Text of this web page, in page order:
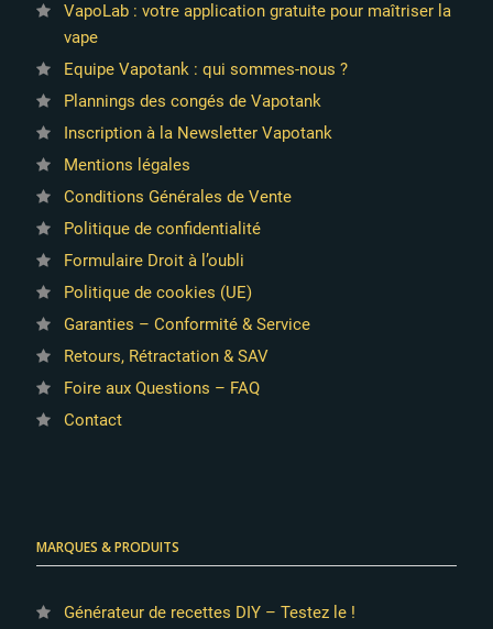
VapoLab : votre application gratuite pour maîtriser la
vape
Equipe Vapotank : qui sommes-nous ?
Plannings des congés de Vapotank
Inscription à la Newsletter Vapotank
Mentions légales
Conditions Générales de Vente
Politique de confidentialité
Formulaire Droit à l’oubli
Politique de cookies (UE)
Garanties – Conformité & Service
Retours, Rétractation & SAV
Foire aux Questions – FAQ
Contact
MARQUES & PRODUITS
Générateur de recettes DIY – Testez le !